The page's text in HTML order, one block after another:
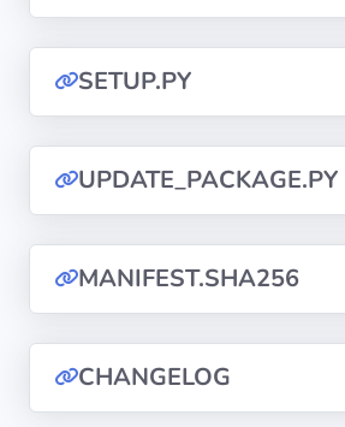
CGU
Tranquil
2012
2026
SETUP.PY
UPDATE_PACKAGE.PY
MANIFEST.SHA256
CHANGELOG